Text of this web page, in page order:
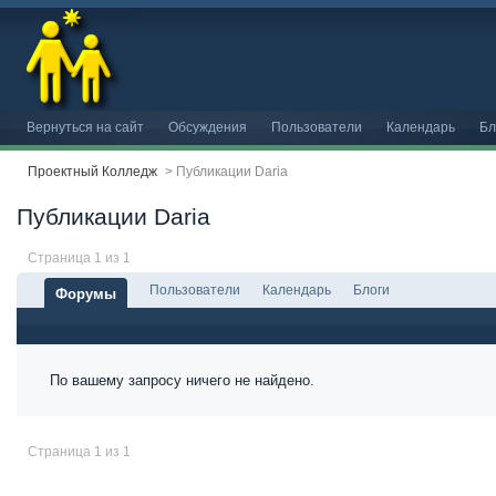
Вернуться на сайт Обсуждения Пользователи Календарь
Проектный Колледж > Публикации Daria
Публикации Daria
Страница 1 из 1
Форумы Пользователи Календарь Блоги
По вашему запросу ничего не найдено.
Страница 1 из 1